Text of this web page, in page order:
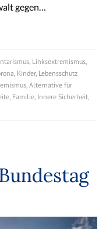
gegen…
Linksextremismus
Kinder, Lebensschutz
Alternative für
Familie Innere Sicherheit